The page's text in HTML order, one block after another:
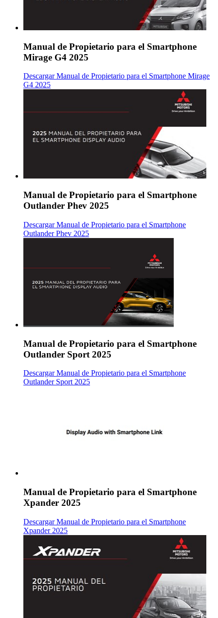
Manual de Propietario para el Smartphone
Mirage G4 2025
Descargar Manual de Propietario para el Smartphone Mirage
G4 2025
Manual de Propietario para el Smartphone
Outlander Phev 2025
Descargar Manual de Propietario para el Smartphone
Outlander Phev 2025
Manual de Propietario para el Smartphone
Outlander Sport 2025
Descargar Manual de Propietario para el Smartphone
Outlander Sport 2025
Manual de Propietario para el Smartphone
Xpander 2025
Descargar Manual de Propietario para el Smartphone
Xpander 2025